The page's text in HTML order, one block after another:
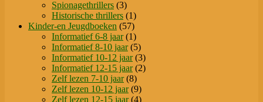
Spionagethrillers 33
producten
Historische thrillers 11
product
Kinder-en Jeugdboeken 5757
producten
Informatief 6-8 jaar 11
product
Informatief 8-10 jaar 55
producten
Informatief 10-12 jaar 33
producten
Informatief 12-15 jaar 22
Zelf lezen 7-10 jaar 88
producten
Zelf lezen 10-12 jaar 99
producten
Zelf lezen 12-15 jaar 44